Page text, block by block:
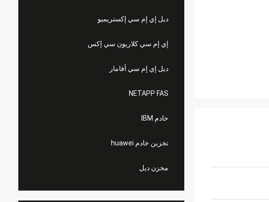
ديل إي إم سي إكستريميو
إي إم سي كلاريون سي إكس
ديل إي إم سي أفامار
NETAPP FAS
خادم IBM
تخزين خادم huawei
مخزن ديل